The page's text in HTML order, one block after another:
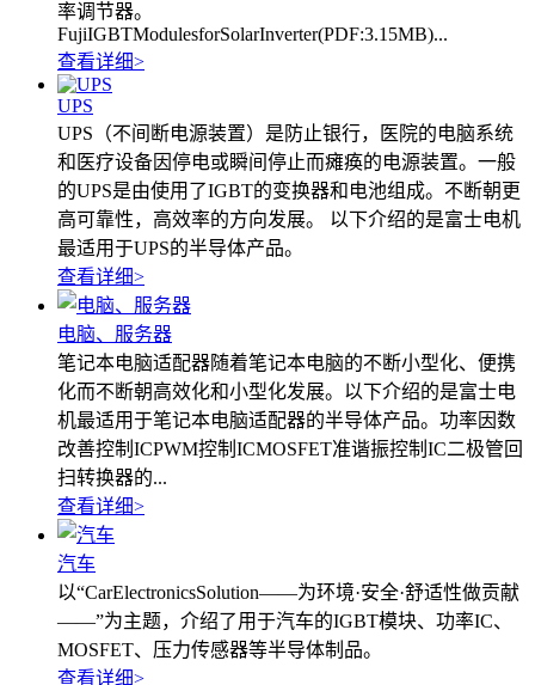
率调节器。
FujiIGBTModulesforSolarInverter(PDF:3.15MB)...
查看详细>
UPS
UPS（不间断电源装置）是防止银行，医院的电脑系统
和医疗设备因停电或瞬间停止而瘫痪的电源装置。一般
的UPS是由使用了IGBT的变换器和电池组成。不断朝更
高可靠性，高效率的方向发展。 以下介绍的是富士电机
最适用于UPS的半导体产品。
查看详细>
电脑、服务器
笔记本电脑适配器随着笔记本电脑的不断小型化、便携
化而不断朝高效化和小型化发展。以下介绍的是富士电
机最适用于笔记本电脑适配器的半导体产品。功率因数
改善控制ICPWM控制ICMOSFET准谐振控制IC二极管回
扫转换器的...
查看详细>
汽车
以“CarElectronicsSolution——为环境·安全·舒适性做贡献
——”为主题，介绍了用于汽车的IGBT模块、功率IC、
MOSFET、压力传感器等半导体制品。
查看详细>